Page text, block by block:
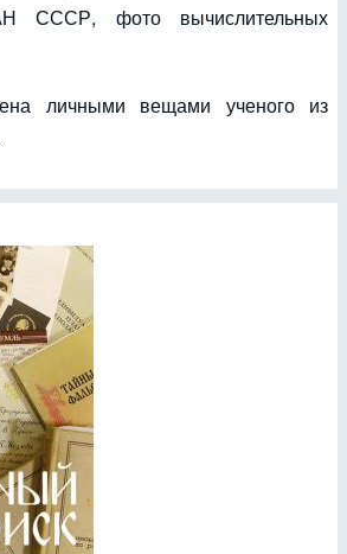
СССР, фото вычислительных
личными вещами ученого из